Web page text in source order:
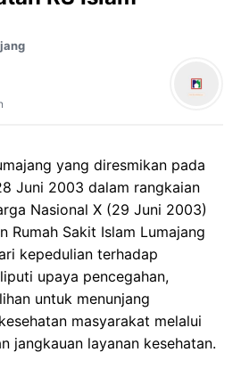
yang diresmikan pada
Juni 2003 dalam rangkaian
Nasional X (29 Juni 2003)
Rumah Sakit Islam Lumajang
kepedulian terhadap
upaya pencegahan,
untuk menunjang
masyarakat melalui
jangkauan layanan kesehatan.